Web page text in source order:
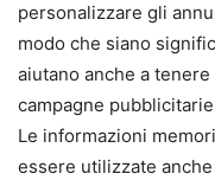
personalizzare gli
modo che siano
aiutano anche a
campagne
Le informazioni
essere utilizzate